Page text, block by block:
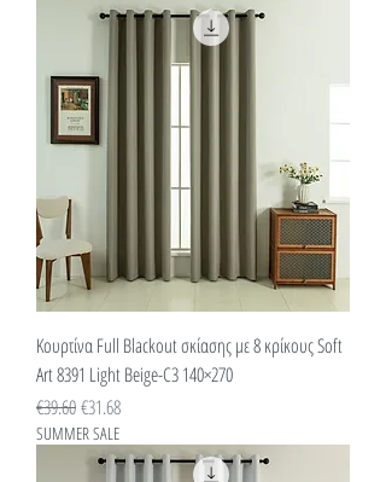
Κουρτίνα Full Blackout σκίασης με 8 κρίκους Soft
Art 8391 Light Beige-C3 140×270
Κανονική τιμή
€39.60Τιμή Έκπτωσης
€31.68
SUMMER SALE